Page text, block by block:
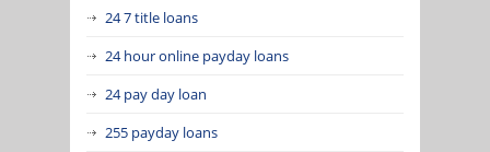
24 7 title loans
24 hour online payday loans
24 pay day loan
255 payday loans